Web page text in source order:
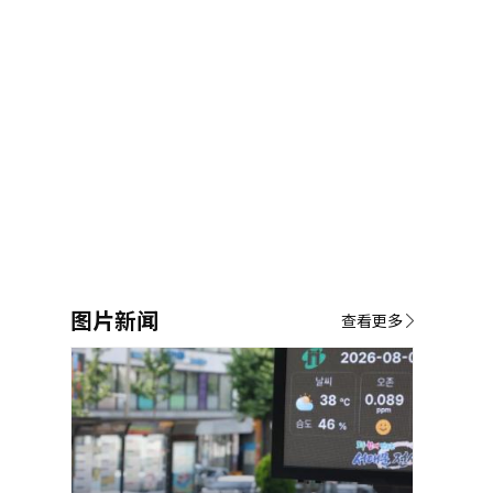
图片新闻 查看更多